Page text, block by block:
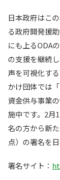
日本政府はこ
る政府開発援
にも上るODA
の支援を継続
声を可視化す
かけ団体では
資金供与事業
施中です。2月
名の方から新
点）の署名を
署名サイト：